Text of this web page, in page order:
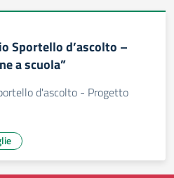
Sportello d’ascolto –
a scuola”
d'ascolto - Progetto